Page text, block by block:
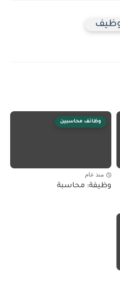
وظائف محاسبين
منذ عام
وظيفة: محاسبة